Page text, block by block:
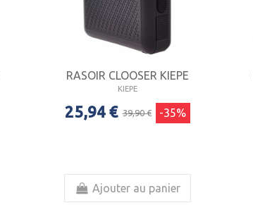
RASOIR CLOOSER KIEPE
KIEPE
25,94 € 39,90 € -35%
Ajouter au panier